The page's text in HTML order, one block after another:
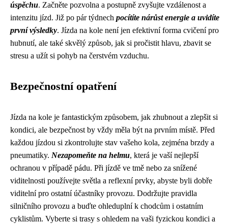
úspěchu. Začněte pozvolna a postupně zvyšujte vzdálenost a
intenzitu jízd. Již po pár týdnech pocítíte nárůst energie a uvidíte
první výsledky. Jízda na kole není jen efektivní forma cvičení pro
hubnutí, ale také skvělý způsob, jak si pročistit hlavu, zbavit se
stresu a užít si pohyb na čerstvém vzduchu.
Bezpečnostní opatření
Jízda na kole je fantastickým způsobem, jak zhubnout a zlepšit si
kondici, ale bezpečnost by vždy měla být na prvním místě. Před
každou jízdou si zkontrolujte stav vašeho kola, zejména brzdy a
pneumatiky. Nezapomeňte na helmu, která je vaší nejlepší
ochranou v případě pádu. Při jízdě ve tmě nebo za snížené
viditelnosti používejte světla a reflexní prvky, abyste byli dobře
viditelní pro ostatní účastníky provozu. Dodržujte pravidla
silničního provozu a buďte ohleduplní k chodcům i ostatním
cyklistům. Vyberte si trasy s ohledem na vaši fyzickou kondici a